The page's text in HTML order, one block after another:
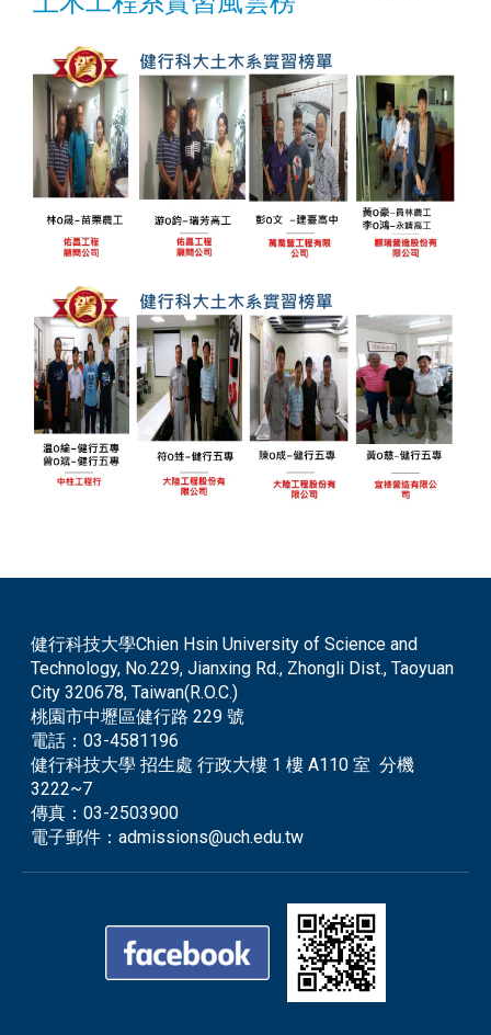
健行科技大學Chien Hsin University of Science and
Technology, No.229, Jianxing Rd., Zhongli Dist., Taoyuan
City 320678, Taiwan(R.O.C.)
桃園市中壢區健行路 229 號
電話：03-4581196
健行科技大學 招生處 行政大樓 1 樓 A110 室 分機
3222~7
傳真：03-2503900
電子郵件：admissions@uch.edu.tw